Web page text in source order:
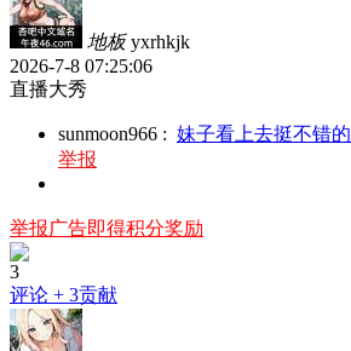
地板 yxrhkjk
2026-7-8 07:25:06
直播大秀
sunmoon966 : 妹子看上去挺不错的
举报
举报广告即得积分奖励
3
评论 + 3贡献